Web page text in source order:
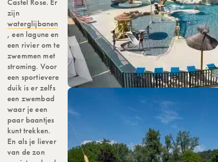
zijn
waterglijbanen
, een lagune en
een rivier om te
zwemmen met
stroming. Voor
een sportievere
duik is er zelfs
een zwembad
waar je een
paar baantjes
kunt trekken.
En als je liever
van de zon